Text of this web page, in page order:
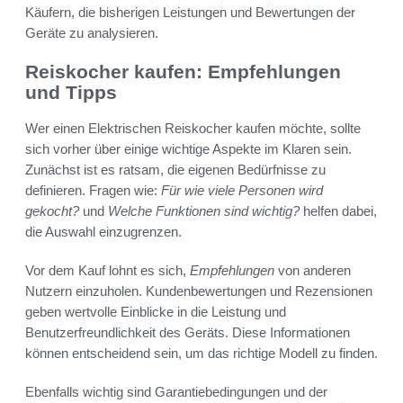
Käufern, die bisherigen Leistungen und Bewertungen der
Geräte zu analysieren.
Reiskocher kaufen: Empfehlungen
und Tipps
Wer einen Elektrischen Reiskocher kaufen möchte, sollte
sich vorher über einige wichtige Aspekte im Klaren sein.
Zunächst ist es ratsam, die eigenen Bedürfnisse zu
definieren. Fragen wie: Für wie viele Personen wird
gekocht?und Welche Funktionen sind wichtig?helfen dabei,
die Auswahl einzugrenzen.
Vor dem Kauf lohnt es sich, Empfehlungen von anderen
Nutzern einzuholen. Kundenbewertungen und Rezensionen
geben wertvolle Einblicke in die Leistung und
Benutzerfreundlichkeit des Geräts. Diese Informationen
können entscheidend sein, um das richtige Modell zu finden.
Ebenfalls wichtig sind Garantiebedingungen und der